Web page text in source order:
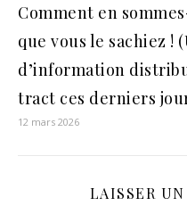
Comment en
que vous le sachiez !
d’information
tract ces derniers
12 mars 2026
LAISSER